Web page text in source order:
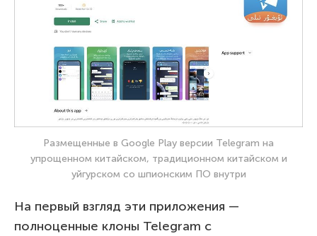
Размещенные в Google Play версии Telegram на
упрощенном китайском, традиционном китайском и
уйгурском со шпионским ПО внутри
На первый взгляд эти приложения —
полноценные клоны Telegram с